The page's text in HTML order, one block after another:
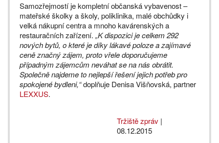
Samozřejmostí je kompletní občanská vybavenost –
mateřské školky a školy, poliklinika, malé obchůdky i
velká nákupní centra a mnoho kavárenských a
restauračních zařízení. „K dispozici je celkem 292
nových bytů, o které je díky lákavé poloze a zajímavé
ceně značný zájem, proto vřele doporučujeme
případným zájemcům neváhat se na nás obrátit.
Společně najdeme to nejlepší řešení jejich potřeb pro
spokojené bydleni,“doplňuje Denisa Višňovská, partner
LEXXUS.
Tržiště zpráv |
08.12.2015